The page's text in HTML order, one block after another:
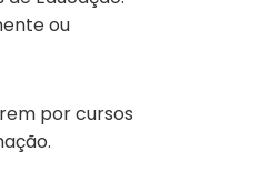
ou
por cursos